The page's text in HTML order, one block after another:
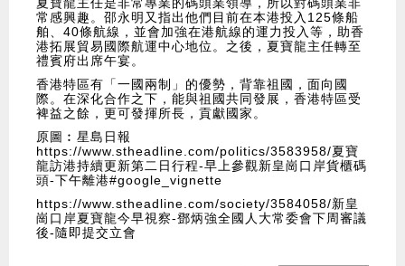
夏寶龍主任是非常專業的碼頭業領導，所以對碼頭業非
常感興趣。邵永明又指出他們目前在本港投入125條船
舶、40條航線，並會加強在港航線的運力投入等，助香
港拓展貿易國際航運中心地位。之後，夏寶龍主任轉至
禮賓府出席午宴。
香港特區有「一國兩制」的優勢，背靠祖國，面向國
際。在深化合作之下，能與祖國共同發展，香港特區受
裨益之餘，更可發揮所長，貢獻國家。
原圖︰星島日報
https://www.stheadline.com/politics/3583958/夏寶
龍訪港持續更新第二日行程-早上參觀新皇崗口岸貨櫃碼
頭-下午離港#google_vignette
https://www.stheadline.com/society/3584058/新皇
崗口岸夏寶龍今早視察-鄧炳強全國人大常委會下周審議
後-隨即提交立會